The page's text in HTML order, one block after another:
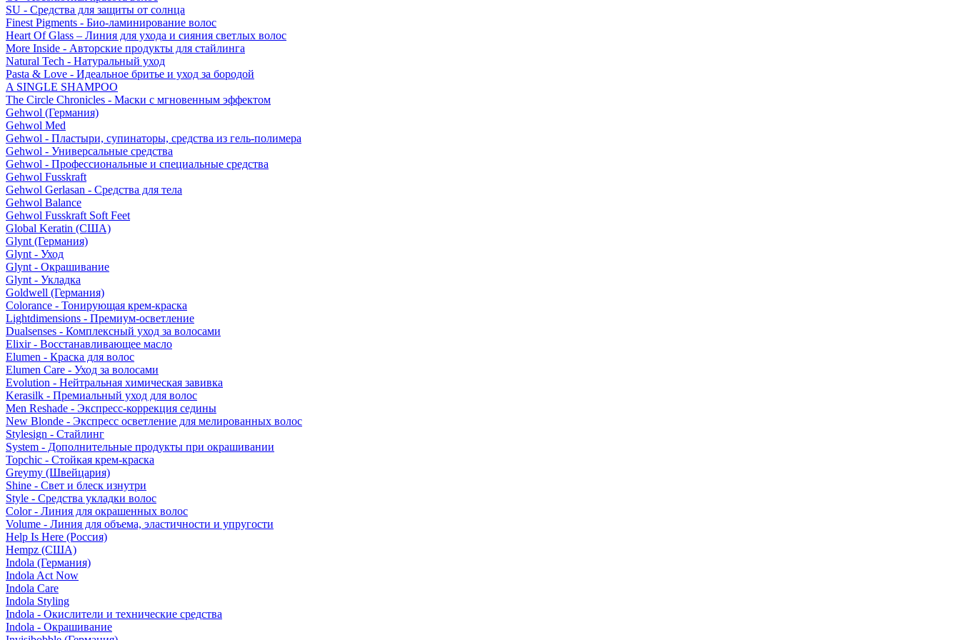
SU - Средства для защиты от солнца
Finest Pigments - Био-ламинирование волос
Heart Of Glass – Линия для ухода и сияния светлых волос
More Inside - Авторские продукты для стайлинга
Natural Tech - Натуральный уход
Pasta & Love - Идеальное бритье и уход за бородой
A SINGLE SHAMPOO
The Circle Chronicles - Маски с мгновенным эффектом
Gehwol (Германия)
Gehwol Med
Gehwol - Пластыри, супинаторы, средства из гель-полимера
Gehwol - Универсальные средства
Gehwol - Профессиональные и специальные средства
Gehwol Fusskraft
Gehwol Gerlasan - Средства для тела
Gehwol Balance
Gehwol Fusskraft Soft Feet
Global Keratin (США)
Glynt (Германия)
Glynt - Уход
Glynt - Окрашивание
Glynt - Укладка
Goldwell (Германия)
Colorance - Тонирующая крем-краска
Lightdimensions - Премиум-осветление
Dualsenses - Комплексный уход за волосами
Elixir - Восстанавливающее масло
Elumen - Краска для волос
Elumen Care - Уход за волосами
Evolution - Нейтральная химическая завивка
Kerasilk - Премиальный уход для волос
Men Reshade - Экспресс-коррекция седины
New Blonde - Экспресс осветление для мелированных волос
Stylesign - Стайлинг
System - Дополнительные продукты при окрашивании
Topchic - Стойкая крем-краска
Greymy (Швейцария)
Shine - Свет и блеск изнутри
Style - Средства укладки волос
Color - Линия для окрашенных волос
Volume - Линия для объема, эластичности и упругости
Help Is Here (Россия)
Hempz (США)
Indola (Германия)
Indola Act Now
Indola Care
Indola Styling
Indola - Окислители и технические средства
Indola - Окрашивание